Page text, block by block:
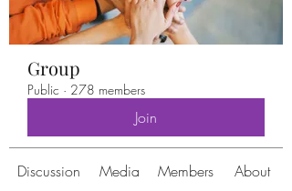
Group
Public · 278 members
Join
Discussion Media Members About